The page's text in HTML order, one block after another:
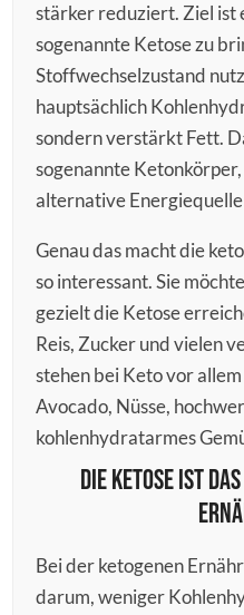
stärker reduziert. Ziel ist
sogenannte Ketose zu
Stoffwechselzustand
hauptsächlich
sondern verstärkt Fett.
sogenannte
alternative
Genau das macht die
so interessant. Sie
gezielt die Ketose
Reis, Zucker und vielen
stehen bei Keto vor allem
Avocado, Nüsse,
kohlenhydratarmes
Die Ketose ist
Bei der ketogenen
darum, weniger